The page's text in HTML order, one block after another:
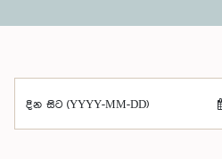
දින සිට (YYYY-MM-DD)